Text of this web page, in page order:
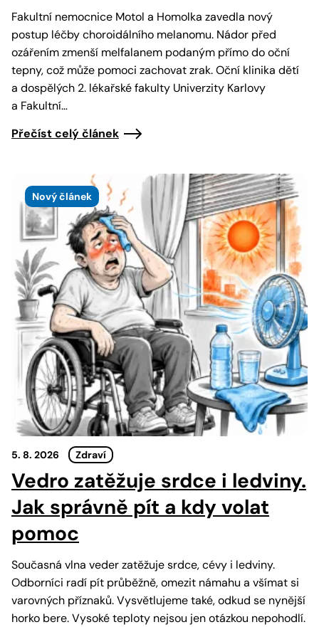
Fakultní nemocnice Motol a Homolka zavedla nový
postup léčby choroidálního melanomu. Nádor před
ozářením zmenší melfalanem podaným přímo do oční
tepny, což může pomoci zachovat zrak. Oční klinika dětí
a dospělých 2. lékařské fakulty Univerzity Karlovy
a Fakultní…
Přečíst celý článek
Nový článek
5. 8. 2026 Zdraví
Vedro zatěžuje srdce i ledviny.
Jak správně pít a kdy volat
pomoc
Současná vlna veder zatěžuje srdce, cévy i ledviny.
Odborníci radí pít průběžně, omezit námahu a všímat si
varovných příznaků. Vysvětlujeme také, odkud se nynější
horko bere. Vysoké teploty nejsou jen otázkou nepohodlí.